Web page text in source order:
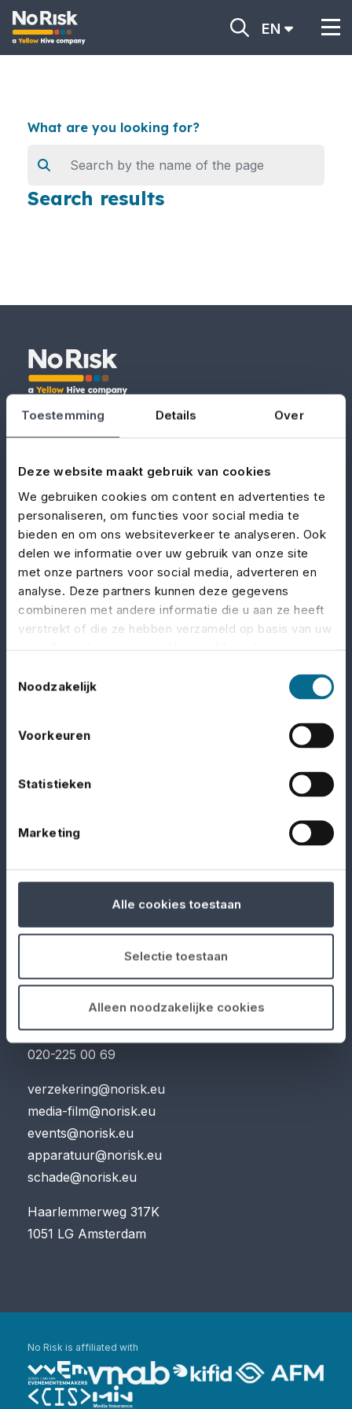
Toestemming Details Over
Deze website maakt gebruik van cookies
We gebruiken cookies om content en advertenties te
personaliseren, om functies voor social media te
bieden en om ons websiteverkeer te analyseren. Ook
delen we informatie over uw gebruik van onze site
met onze partners voor social media, adverteren en
analyse. Deze partners kunnen deze gegevens
combineren met andere informatie die u aan ze heeft
verstrekt of die ze hebben verzameld op basis van uw
Noodzakelijk
Voorkeuren
Statistieken
Marketing
Alle cookies toestaan
Selectie toestaan
Alleen noodzakelijke cookies
EN
What are you looking for?
Search results
No Risk– part of Yellow Hive – is the insurance
industries. We provide tailored insurance
solutions to protect you against the specific risks
of your sector.
LinkedInFacebook
Chamber of Commerce​​​​​​​ number: 76751759
: 12016958
Download our terms & conditions, IPID's, and
Find out what to do in case of a claim.
020-225 00 69
verzekering@norisk.eu
media-film@norisk.eu
events@norisk.eu
apparatuur@norisk.eu
schade@norisk.eu
Haarlemmerweg 317K
1051 LG Amsterdam
No Risk is affiliated with